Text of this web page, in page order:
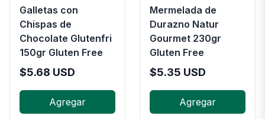
Galletas con
Chispas de
Chocolate Glutenfri
150gr Gluten Free
$5.68 USD
Agregar
Mermelada de
Durazno Natur
Gourmet 230gr
Gluten Free
$5.35 USD
Agregar